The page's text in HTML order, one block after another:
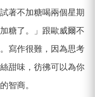
著不加糖喝兩個星期
糖了。」跟歐威爾不
寫作很難，因為思考
甜味，彷彿可以為你
智商。